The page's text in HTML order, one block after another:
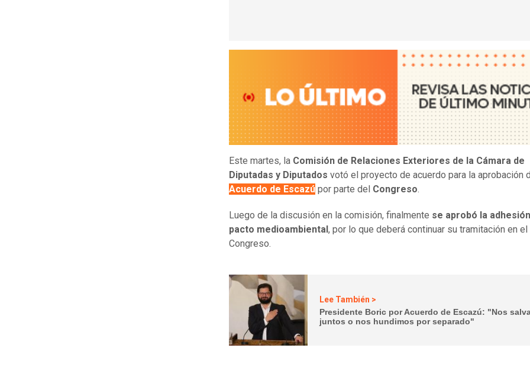
Este martes, la Comisión de Relaciones Exteriores de la Cámara de
Diputadas y Diputados votó el proyecto de acuerdo para la aprobación
Acuerdo de Escazú por parte del Congreso.
Luego de la discusión en la comisión, finalmente se aprobó la adhesión
pacto medioambiental , por lo que deberá continuar su tramitación en el
Congreso.
Lee También >
Presidente Boric por Acuerdo de Escazú: "Nos
juntos o nos hundimos por separado"